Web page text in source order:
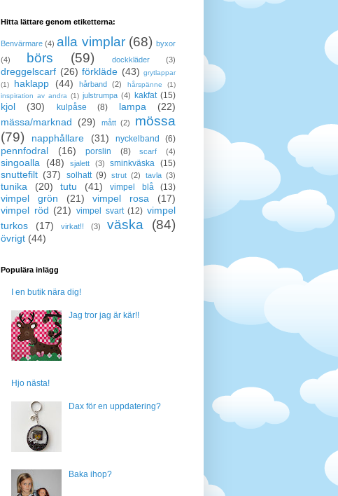
Hitta lättare genom etiketterna:
Benvärmare (4) alla vimplar (68) byxor
(4)
börs (59) dockkläder (3)
dreggelscarf (26) förkläde (43) grytlappar
(1)
haklapp (44) hårband (2) hårspänne
(1)
inspiration av andra (1) julstrumpa (4) kakfat (15)
kjol (30) kulpåse (8) lampa
(22)
mässa/marknad
(29) mått (2)
mössa
(79)
napphållare (31) nyckelband (6)
pennfodral (16) porslin (8) scarf (4)
singoalla (48) sjalett (3) sminkväska (15)
snuttefilt (37) solhatt (9) strut (2) tavla (3)
tunika (20) tutu (41) vimpel blå (13)
vimpel grön (21) vimpel rosa
(17)
vimpel röd (21) vimpel svart (12) vimpel
turkos
(17) virkat!! (3) väska (84)
övrigt (44)
Populära inlägg
I en butik nära dig!
Jag tror jag är kär!!
Hjo nästa!
Dax för en uppdatering?
Baka ihop?